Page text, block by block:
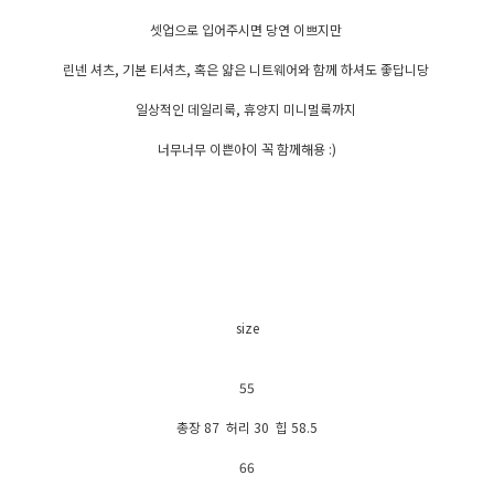
셋업으로 입어주시면 당연 이쁘지만
린넨 셔츠, 기본 티셔츠, 혹은 얇은 니트웨어와 함께 하셔도 좋답니당
일상적인 데일리룩, 휴양지 미니멀룩까지
너무너무 이쁜아이 꼭 함께해용 :)
size
55
총장 87 허리 30 힙 58.5
66